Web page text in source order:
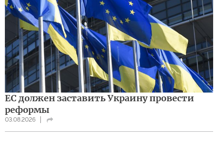
ЕС должен заставить Украину провести
реформы
03.08.2026